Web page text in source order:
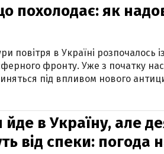
похолодає: як
повітря в Україні розпочалось
фронту. Уже з початку
під впливом нового
в Україну, але
від спеки: погода